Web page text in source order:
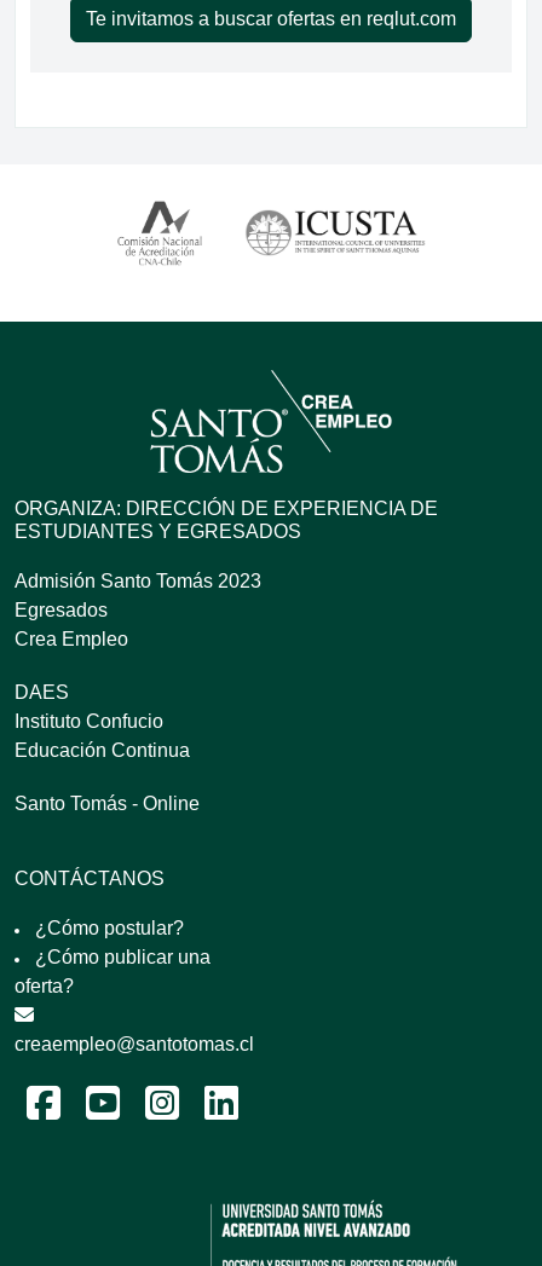
Te invitamos a buscar ofertas en reqlut.com
ORGANIZA: DIRECCIÓN DE EXPERIENCIA DE
ESTUDIANTES Y EGRESADOS
Admisión Santo Tomás 2023
Egresados
Crea Empleo
DAES
Instituto Confucio
Educación Continua
Santo Tomás - Online
CONTÁCTANOS
¿Cómo postular?
¿Cómo publicar una
oferta?
creaempleo@santotomas.cl